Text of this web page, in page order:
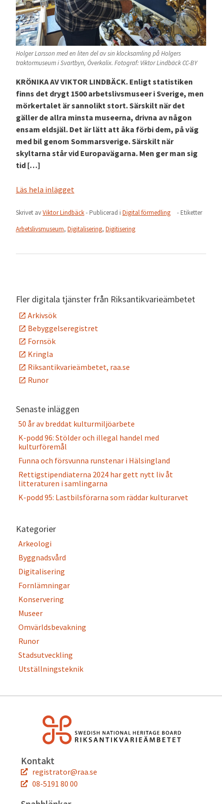
Holger Larsson med en liten del av sin klocksamling på Holgers
traktormuseum i Svartbyn, Överkalix. Fotograf: Viktor Lindbäck CC-BY
KRÖNIKA AV VIKTOR LINDBÄCK. Enligt statistiken
finns det drygt 1500 arbetslivsmuseer i Sverige, men
mörkertalet är sannolikt stort. Särskilt när det
gäller de allra minsta museerna, drivna av någon
ensam eldsjäl. Det är lätt att åka förbi dem, på väg
med bil genom Sommarsverige. Särskilt när
skyltarna står vid Europavägarna. Men ger man sig
tid […]
Läs hela inlägget
Skrivet avViktor Lindbäck- Publicerad i Digital förmedling
- Etiketter
Arbetslivsmuseum, Digitalisering, Digitisering
Fler digitala tjänster från Riksantikvarieämbetet
Arkivsök
Bebyggelseregistret
Fornsök
Kringla
Riksantikvarieämbetet, raa.se
Runor
Senaste inläggen
50 år av breddat kulturmiljöarbete
K-podd 96: Stölder och illegal handel med
kulturföremål
Funna och försvunna runstenar i Hälsingland
Rettigstipendiaterna 2024 har gett nytt liv åt
litteraturen i samlingarna
K-podd 95: Lastbilsförarna som räddar kulturarvet
Kategorier
Arkeologi
Byggnadsvård
Digitalisering
Fornlämningar
Konservering
Museer
Omvärldsbevakning
Runor
Stadsutveckling
Utställningsteknik
Kontakt
registrator@raa.se
08-5191 80 00